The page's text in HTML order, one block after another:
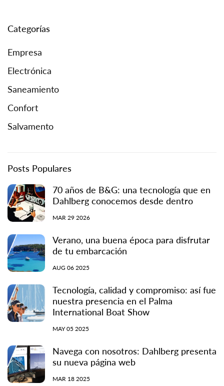
Categorías
Empresa
Electrónica
Saneamiento
Confort
Salvamento
Posts Populares
70 años de B&G: una tecnología que en
Dahlberg conocemos desde dentro
MAR 29 2026
Verano, una buena época para disfrutar
de tu embarcación
AUG 06 2025
Tecnología, calidad y compromiso: así fue
nuestra presencia en el Palma
International Boat Show
MAY 05 2025
Navega con nosotros: Dahlberg presenta
su nueva página web
MAR 18 2025